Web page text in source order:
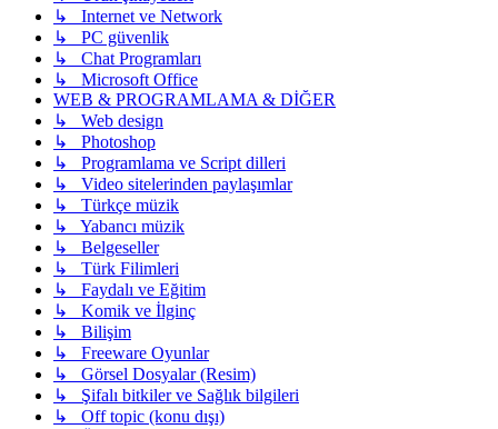
↳ Internet ve Network
↳ PC güvenlik
↳ Chat Programları
↳ Microsoft Office
WEB & PROGRAMLAMA & DİĞER
↳ Web design
↳ Photoshop
↳ Programlama ve Script dilleri
↳ Video sitelerinden paylaşımlar
↳ Türkçe müzik
↳ Yabancı müzik
↳ Belgeseller
↳ Türk Filimleri
↳ Faydalı ve Eğitim
↳ Komik ve İlginç
↳ Bilişim
↳ Freeware Oyunlar
↳ Görsel Dosyalar (Resim)
↳ Şifalı bitkiler ve Sağlık bilgileri
↳ Off topic (konu dışı)